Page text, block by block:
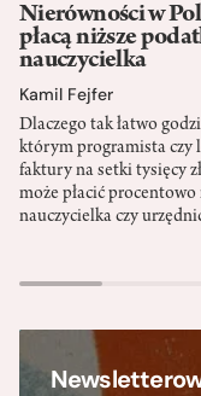
Nierówności w
płacą niższe
nauczycielka
Kamil Fejfer
Dlaczego tak łatwo
którym programista czy
faktury na setki tysięcy
może płacić
nauczycielka czy